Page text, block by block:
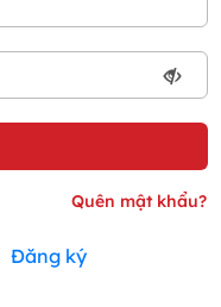
Đăng ký